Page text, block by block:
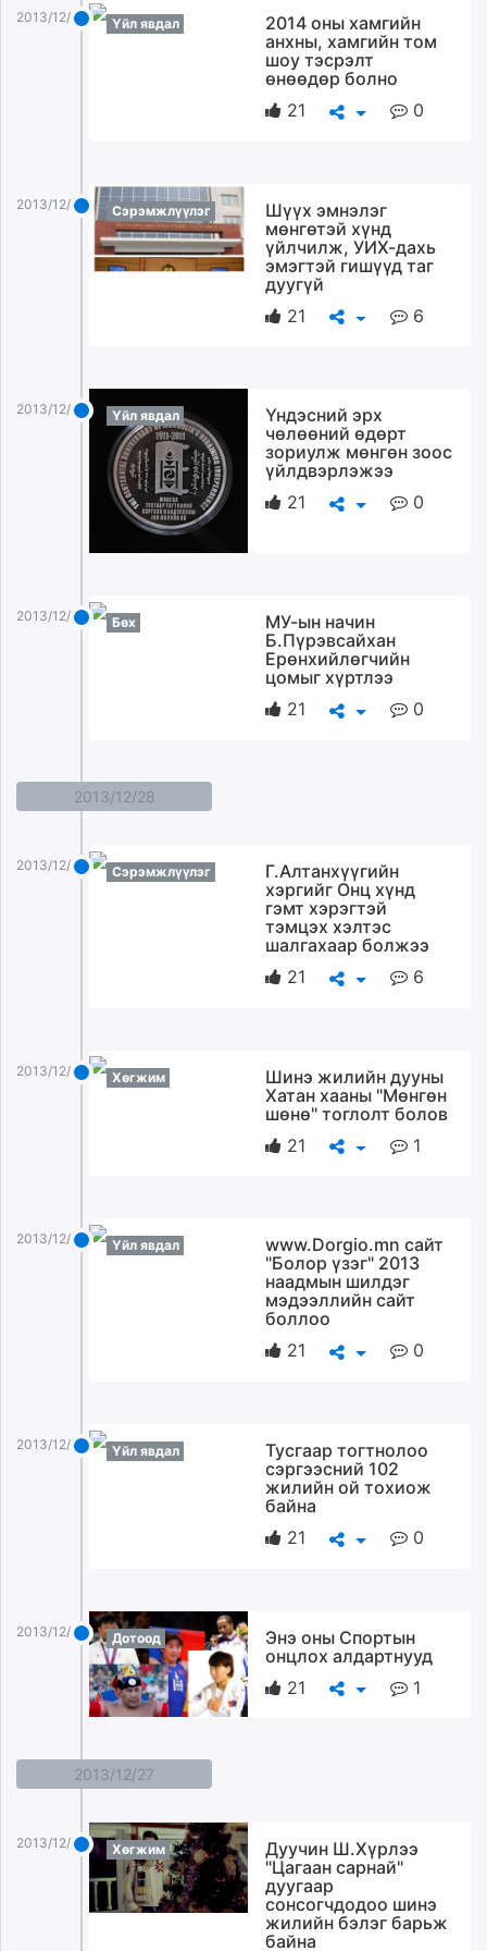
ikon.mn
ergelt.mn
unen.mn
shudarga.mn
shuurhai.mn
itoim.mn
unegui.mn
assa.mn
tac.mn
paparazzi.mn
2013/12/29 Үйл явдал
2014 оны хамгийн
анхны, хамгийн том
шоу тэсрэлт
өнөөдөр болно
21
0
2013/12/29 Сэрэмжлүүлэг
Шүүх эмнэлэг
мөнгөтэй хүнд
үйлчилж, УИХ-дахь
эмэгтэй гишүүд таг
дуугүй
21
6
2013/12/29 Үйл явдал
Үндэсний эрх
чөлөөний өдөрт
зориулж мөнгөн зоос
үйлдвэрлэжээ
21
0
2013/12/29 Бөх
МУ-ын начин
Б.Пүрэвсайхан
Ерөнхийлөгчийн
цомыг хүртлээ
21
0
2013/12/28
2013/12/28 Сэрэмжлүүлэг
Г.Алтанхүүгийн
хэргийг Онц хүнд
гэмт хэрэгтэй
тэмцэх хэлтэс
шалгахаар болжээ
21
6
2013/12/28 Хөгжим
Шинэ жилийн дууны
Хатан хааны "Мөнгөн
шөнө" тоглолт болов
21
1
2013/12/28 Үйл явдал
www.Dorgio.mn сайт
"Болор үзэг" 2013
наадмын шилдэг
мэдээллийн сайт
боллоо
21
0
2013/12/28 Үйл явдал
Тусгаар тогтнолоо
сэргээсний 102
жилийн ой тохиож
байна
21
0
2013/12/28 Дотоод
Энэ оны Спортын
онцлох алдартнууд
21
1
2013/12/27
2013/12/27 Хөгжим
Дуучин Ш.Хүрлээ
"Цагаан сарнай"
дуугаар
сонсогчдодоо шинэ
жилийн бэлэг барьж
байна